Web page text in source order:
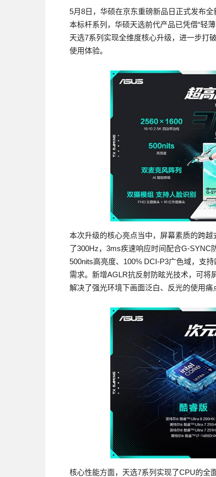
5月8日，华硕在京东重磅新品日正式发布
本标杆系列，华硕天选前代产品已凭借“轻
天选7系列实现全维度核心升级，进一步打
使用体验。
本次升级的核心亮点当中，屏幕素质的跨
了300Hz，3ms疾速响应时间配合G-SYNC
500nits高亮度、100% DCI-P3广色域，支
需求。新增AGLR抗反射防眩光技术，可将
解决了强光环境下画面泛白、反光的使用痛
核心性能方面，天选7系列实现了CPU的全